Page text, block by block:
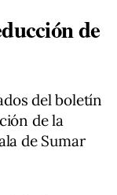
de
del boletín
de la
de Sumar